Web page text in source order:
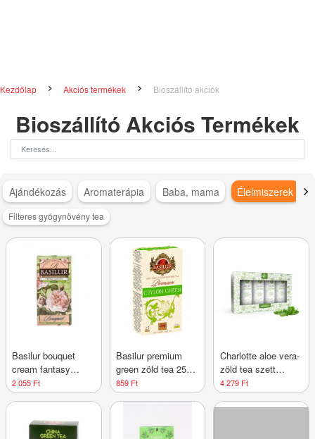
Kezdőlap Akciós termékek Bioszállító akciók
Bioszállító Akciós Termékek
Ajándékozás Aromaterápia Baba, mama Élelmiszerek
Filteres gyógynövény tea
Basilur bouquet
cream fantasy
szálas zöld tea 100
g
2 055 Ft
Basilur premium
green zöld tea 25
filter 50 g
859 Ft
Charlotte aloe vera-
zöld tea szett
2x100ml 2x200ml 1
db
4 279 Ft